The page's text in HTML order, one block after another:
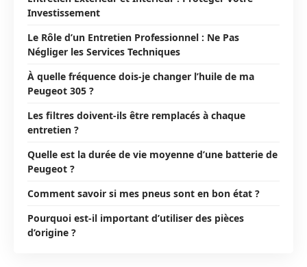
Investissement
Le Rôle d’un Entretien Professionnel : Ne Pas
Négliger les Services Techniques
À quelle fréquence dois-je changer l’huile de ma
Peugeot 305 ?
Les filtres doivent-ils être remplacés à chaque
entretien ?
Quelle est la durée de vie moyenne d’une batterie de
Peugeot ?
Comment savoir si mes pneus sont en bon état ?
Pourquoi est-il important d’utiliser des pièces
d’origine ?